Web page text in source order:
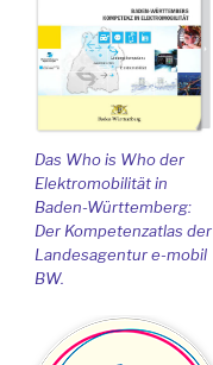
Das Who is Who der
Elektromobilität in
Baden-Württemberg:
Der Kompetenzatlas der
Landesagentur e-mobil
BW.